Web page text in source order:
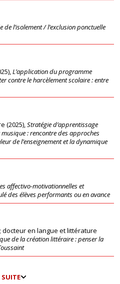
de l’isolement / l’exclusion ponctuelle
),L’application du programme
contre le harcèlement scolaire : entre
(2025),Stratégie d’apprentissage
: rencontre des approches
de l’enseignement et la dynamique
affectivo-motivationnelles et
des élèves performants ou en avance
docteur en langue et littérature
de la création littéraire : penser la
SUITE